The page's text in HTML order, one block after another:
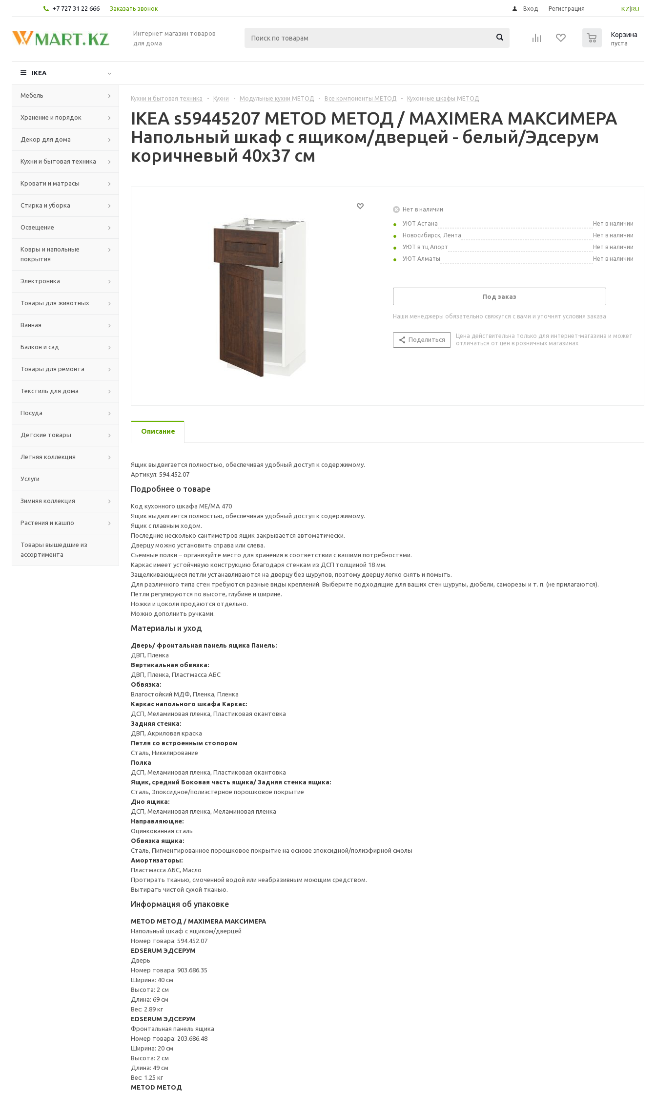
+7 727 31 22 666 Заказать звонок KZ RU
Вход Регистрация
Интернет магазин товаров
для дома
Корзина
пуста
IKEA
Мебель
Хранение и порядок
Декор для дома
Кухни и бытовая техника
Кровати и матрасы
Стирка и уборка
Освещение
Ковры и напольные
покрытия
Электроника
Товары для животных
Ванная
Балкон и сад
Товары для ремонта
Текстиль для дома
Посуда
Детские товары
Летняя коллекция
Услуги
Зимняя коллекция
Растения и кашпо
Товары вышедшие из
ассортимента
Кухни и бытовая техника - Кухни - Модульные кухни МЕТОД - Все компоненты МЕТОД - Кухонные шкафы МЕТОД
IKEA s59445207 METOD МЕТОД / MAXIMERA МАКСИМЕРА
Напольный шкаф с ящиком/дверцей - белый/Эдсерум
коричневый 40x37 см
Нет в наличии
УЮТ Астана
Нет в наличии
Новосибирск, Лента
Нет в наличии
УЮТ в тц Апорт
Нет в наличии
УЮТ Алматы
Нет в наличии
Под заказ
Наши менеджеры обязательно свяжутся с вами и уточнят условия заказа
Поделиться
Цена действительна только для интернет-магазина и может
отличаться от цен в розничных магазинах
Описание
Ящик выдвигается полностью, обеспечивая удобный доступ к содержимому.
Артикул: 594.452.07
Подробнее о товаре
Код кухонного шкафа ME/MA 470
Ящик выдвигается полностью, обеспечивая удобный доступ к содержимому.
Ящик с плавным ходом.
Последние несколько сантиметров ящик закрывается автоматически.
Дверцу можно установить справа или слева.
Съемные полки – организуйте место для хранения в соответствии с вашими потребностями.
Каркас имеет устойчивую конструкцию благодаря стенкам из ДСП толщиной 18 мм.
Защелкивающиеся петли устанавливаются на дверцу без шурупов, поэтому дверцу легко снять и помыть.
Для различного типа стен требуются разные виды креплений. Выберите подходящие для ваших стен шурупы, дюбели, саморезы и т. п. (не прилагаются).
Петли регулируются по высоте, глубине и ширине.
Ножки и цоколи продаются отдельно.
Можно дополнить ручками.
Материалы и уход
Дверь/ фронтальная панель ящика Панель:
ДВП, Пленка
Вертикальная обвязка:
ДВП, Пленка, Пластмасса АБС
Обвязка:
Влагостойкий МДФ, Пленка, Пленка
Каркас напольного шкафа Каркас:
ДСП, Меламиновая пленка, Пластиковая окантовка
Задняя стенка:
ДВП, Акриловая краска
Петля со встроенным стопором
Сталь, Никелирование
Полка
ДСП, Меламиновая пленка, Пластиковая окантовка
Ящик, средний Боковая часть ящика/ Задняя стенка ящика:
Сталь, Эпоксидное/полиэстерное порошковое покрытие
Дно ящика:
ДСП, Меламиновая пленка, Меламиновая пленка
Направляющие:
Оцинкованная сталь
Обвязка ящика:
Сталь, Пигментированное порошковое покрытие на основе эпоксидной/полиэфирной смолы
Амортизаторы:
Пластмасса АБС, Масло
Протирать тканью, смоченной водой или неабразивным моющим средством.
Вытирать чистой сухой тканью.
Информация об упаковке
METOD МЕТОД / MAXIMERA МАКСИМЕРА
Напольный шкаф с ящиком/дверцей
Номер товара: 594.452.07
EDSERUM ЭДСЕРУМ
Дверь
Номер товара: 903.686.35
Ширина: 40 см
Высота: 2 см
Длина: 69 см
Вес: 2.89 кг
EDSERUM ЭДСЕРУМ
Фронтальная панель ящика
Номер товара: 203.686.48
Ширина: 20 см
Высота: 2 см
Длина: 49 см
Вес: 1.25 кг
METOD МЕТОД